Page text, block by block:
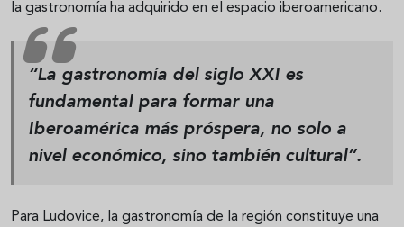
la gastronomía ha adquirido en el espacio iberoamericano.
“La gastronomía del siglo XXI es
fundamental para formar una
Iberoamérica más próspera, no solo a
nivel económico, sino también cultural”.
Para Ludovice, la gastronomía de la región constituye una